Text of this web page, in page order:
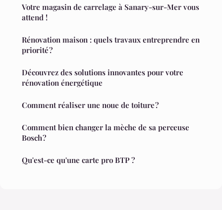
Votre magasin de carrelage à Sanary-sur-Mer vous
attend !
Rénovation maison : quels travaux entreprendre en
priorité ?
Découvrez des solutions innovantes pour votre
rénovation énergétique
Comment réaliser une noue de toiture ?
Comment bien changer la mèche de sa perceuse
Bosch ?
Qu'est-ce qu'une carte pro BTP ?